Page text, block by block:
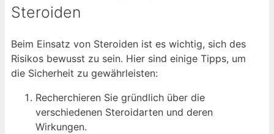
Steroiden
Beim Einsatz von Steroiden ist es wichtig, sich des
Risikos bewusst zu sein. Hier sind einige Tipps, um
die Sicherheit zu gewährleisten:
Recherchieren Sie gründlich über die
verschiedenen Steroidarten und deren
Wirkungen.